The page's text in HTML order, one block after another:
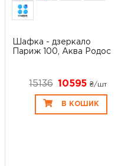
Шафка - дзеркало
Париж 100, Аква Родос
15136 10595₴/шт
В КОШИК